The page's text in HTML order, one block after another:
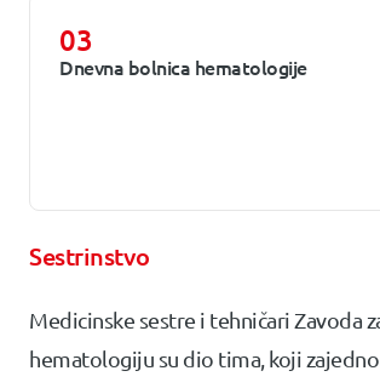
03
Dnevna bolnica hematologije
Sestrinstvo
Medicinske sestre i tehničari Zavoda
hematologiju su dio tima, koji